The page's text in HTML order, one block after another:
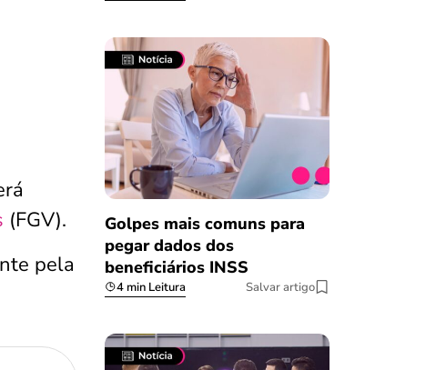
(FGV).
pela
Golpes mais comuns para
pegar dados dos
beneficiários INSS
4 min Leitura Salvar artigo